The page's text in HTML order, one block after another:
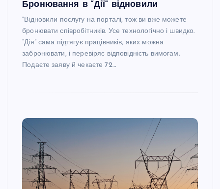
Бронювання в “Дії” відновили
“Відновили послугу на порталі, тож ви вже можете
бронювати співробітників. Усе технологічно і швидко.
“Дія” сама підтягує працівників, яких можна
забронювати, і перевіряє відповідність вимогам.
Подаєте заяву й чекаєте 72…